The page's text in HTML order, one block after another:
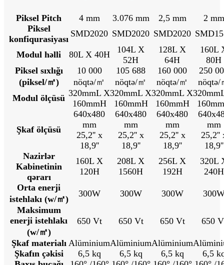
Piksel Pitch 4 mm 3.076 mm 2,5 mm
2 mm
Piksel
konfiqurasiyası
SMD2020 SMD2020 SMD2020
Modul həlli 80L X 40H
104L X
52H
128L X
64H
160L
80H
Piksel sıxlığı
(piksel/㎡)
10 000
nöqtə/㎡
105 688
nöqtə/㎡
160 000
nöqtə/㎡
250
nöqtə/
Modul ölçüsü 320mmL X
160mmH
320mmL X
160mmH
320mmL X
160mmH
Şkaf ölçüsü
640x480
mm
25,2'' x
18,9''
640x480
mm
25,2'' x
18,9''
640x480
mm
25,2'' x
18,9''
mm
25,2''
18,9''
Nazirlər
Kabinetinin
qərarı
160L X
120H
208L X
1560H
256L X
192H
320L
240H
Orta enerji
istehlakı (w/㎡)
300W 300W 300W
Maksimum
enerji istehlakı
(w/㎡)
650 Vt 650 Vt 650 Vt 650
Şkaf materialı AlüminiumAlüminiumAlüminium
Şkafın çəkisi
6,5 kq 6,5 kq 6,5 kq
6,5